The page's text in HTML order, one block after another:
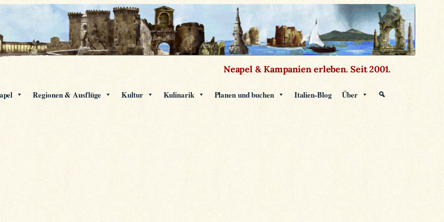
Neapel & Kampanien erleben. Seit 2001.
Regionen & Ausflüge Kultur Kulinarik Planen und buchen Italien-Blog Über